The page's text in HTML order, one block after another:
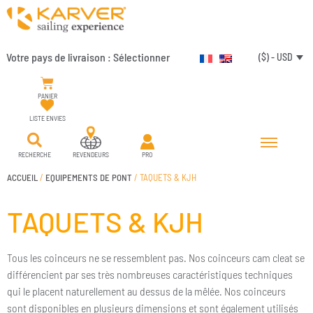
Votre pays de livraison : Sélectionner ($) - USD
PANIER
LISTE ENVIES
RECHERCHE REVENDEURS PRO
ACCUEIL / EQUIPEMENTS DE PONT/ TAQUETS & KJH
TAQUETS & KJH
Tous les coinceurs ne se ressemblent pas. Nos coinceurs cam cleat se
différencient par ses très nombreuses caractéristiques techniques
qui le placent naturellement au dessus de la mêlée. Nos coinceurs
sont disponibles en plusieurs dimensions et sont également utilisés